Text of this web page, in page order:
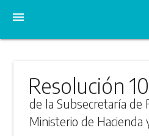
menu
Resolución
de la Subsecretaría de
Ministerio de Hacienda